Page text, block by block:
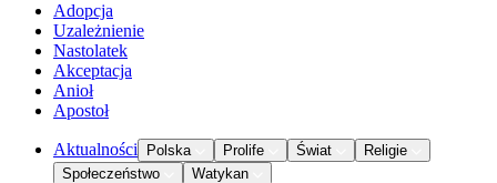
Adopcja
Uzależnienie
Nastolatek
Akceptacja
Anioł
Apostoł
Aktualności Polska Prolife Świat
Religie
Społeczeństwo
Watykan